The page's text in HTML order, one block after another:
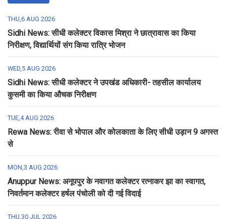
THU,6 AUG 2026
Sidhi News: सीधी कलेक्टर विकास मिश्रा ने छात्रावास का किया
निरीक्षण, विद्यार्थियों संग किया रात्रि भोजन
WED,5 AUG 2026
Sidhi News: सीधी कलेक्टर ने उपखंड अधिकारी- तहसील कार्यालय
कुसमी का किया औचक निरीक्षण
TUE,4 AUG 2026
Rewa News: रीवा से भोपाल और कोलकाता के लिए सीधी उड़ान 9 अगस्त
से
MON,3 AUG 2026
Anuppur News: अनूपपुर के नवागत कलेक्टर रत्नाकर झा का स्वागत,
निवर्तमान कलेक्टर हर्षल पंचोली को दी गई विदाई
THU,30 JUL 2026